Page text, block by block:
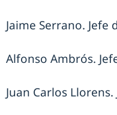
Jaime Serrano. Jefe
Alfonso Ambrós.
Juan Carlos Llorens.